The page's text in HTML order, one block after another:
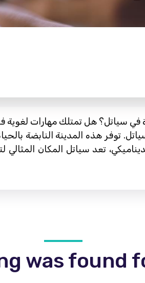
هل تمتلك مهارات لغوية
توفر هذه المدينة النابضة
تعد سياتل المكان
was found